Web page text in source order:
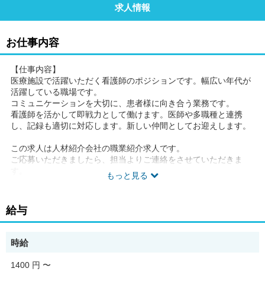
求人情報
お仕事内容
もっと見る
【仕事内容】
医療施設で活躍いただく看護師のポジションです。幅広い年代が
活躍している職場です。
コミュニケーションを大切に、患者様に向き合う業務です。
看護師を活かして即戦力として働けます。医師や多職種と連携
し、記録も適切に対応します。新しい仲間としてお迎えします。
この求人は人材紹介会社の職業紹介求人です。
ご応募いただきましたら、担当よりご連絡をさせていただきま
・チームで支える体制。相談しやすい職場です♪
・安全面に配慮した業務設計で安心して働けます
【求人の特徴】
医療/福祉施設の訪問看護師/生活介助中心。丁寧なケアで寄り添
う仕事
給与
時給
1400 円 〜